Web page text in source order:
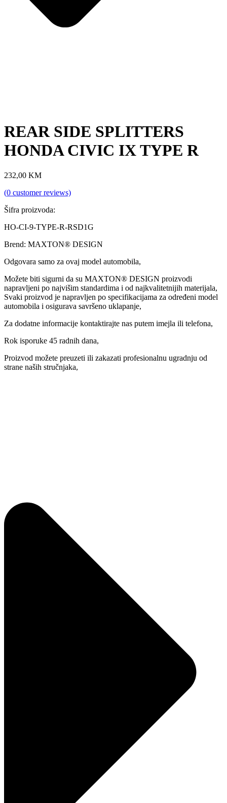
REAR SIDE SPLITTERS
HONDA CIVIC IX TYPE R
232,00 KM
(0 customer reviews)
Šifra proizvoda:
HO-CI-9-TYPE-R-RSD1G
Brend: MAXTON® DESIGN
Odgovara samo za ovaj model automobila,
Možete biti sigurni da su MAXTON® DESIGN proizvodi
napravljeni po najvišim standardima i od najkvalitetnijih materijala,
Svaki proizvod je napravljen po specifikacijama za određeni model
automobila i osigurava savršeno uklapanje,
Za dodatne informacije kontaktirajte nas putem imejla ili telefona,
Rok isporuke 45 radnih dana,
Proizvod možete preuzeti ili zakazati profesionalnu ugradnju od
strane naših stručnjaka,